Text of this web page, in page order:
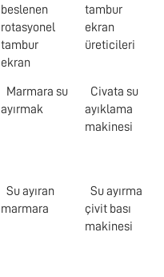
beslenen
rotasyonel
tambur
ekran
tambur
ekran
üreticileri
Marmara su
ayırmak
Civata su
ayıklama
makinesi
Su ayıran
marmara
Su ayırma
çivit bası
makinesi